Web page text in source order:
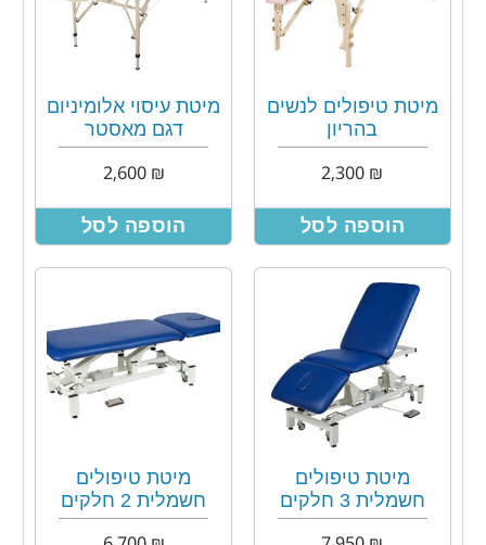
מיטת טיפולים לנשים
בהריון
₪
הוספה לסל
מיטת עיסוי אלומיניום
דגם מאסטר
₪
2,600
הוספה לסל
מיטת טיפולים
חשמלית 3 חלקים
מיטת טיפולים
חשמלית 2 חלקים